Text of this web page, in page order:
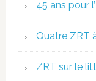
45 ans pour
Quatre ZRT
ZRT sur le